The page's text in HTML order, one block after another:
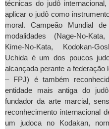
técnicas do judô
aplicar o judô como
moral. Campeão Mundial
modalidades (Nage-No-
Kime-No-Kata, Kodokan-
Uchida é um dos poucos
alcançada perante a federação
– FPJ) é também
entidade mais antiga do
fundador da arte marcial,
reconhecimento internacional
um judoca no Kodakan,